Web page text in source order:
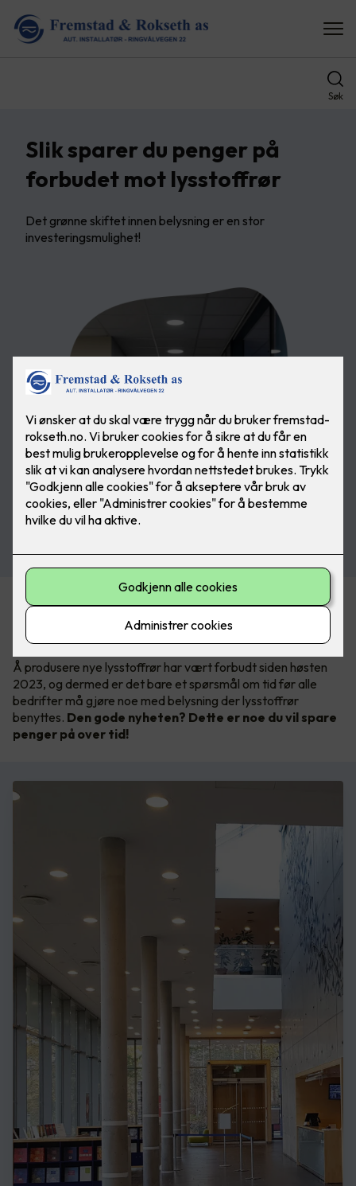
Søk
Slik sparer du penger på
forbudet mot lysstoffrør
Det grønne skiftet innen belysning er en stor
investeringsmulighet!
En av konsekvensene av RoHS-direktivet, som har til hensikt
å begrense bruken av miljøskadelige stoffer, er at lysstoffrør
avvikles.
Å produsere nye lysstoffrør har vært forbudt siden høsten
2023, og dermed er det bare et spørsmål om tid før alle
bedrifter må gjøre noe med belysning der lysstoffrør
benyttes. Den gode nyheten? Dette er noe du vil spare
penger på over tid!